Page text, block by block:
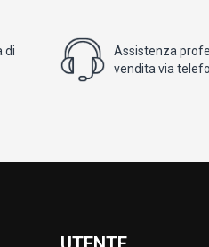
di
Assistenza
vendita via